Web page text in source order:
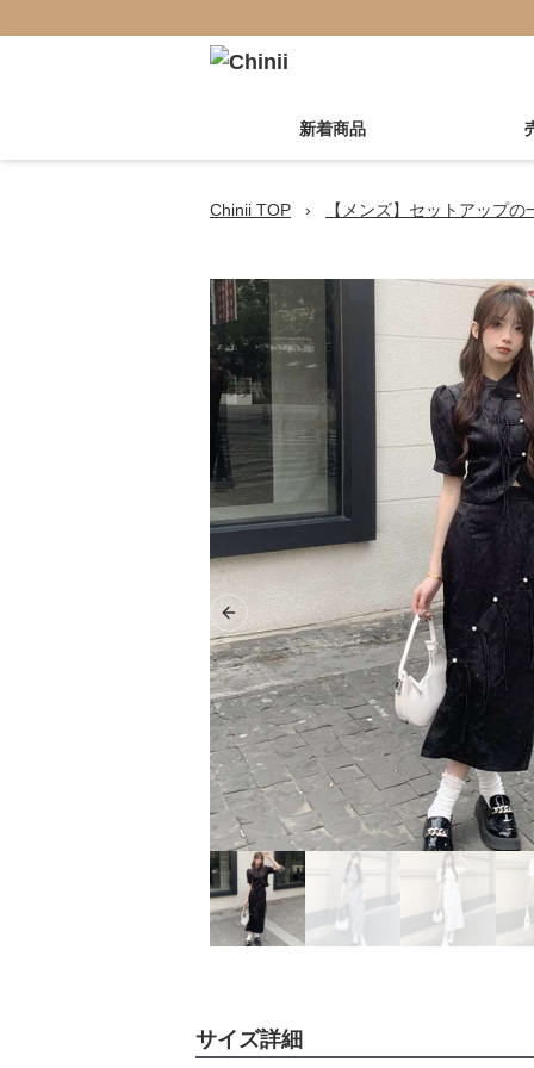
新着商品
Chinii TOP › 【メンズ】セットアップの
Previous slide
サイズ詳細